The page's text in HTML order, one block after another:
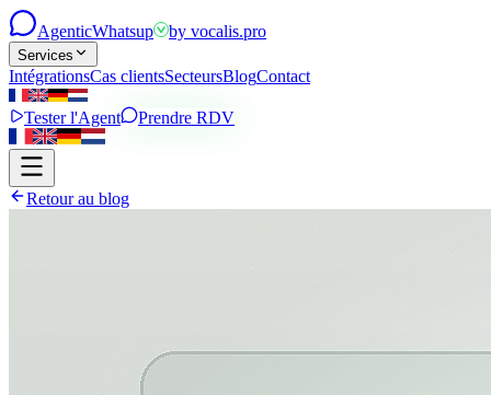
AgenticWhatsup by vocalis.pro
Services
IntégrationsCas clientsSecteursBlogContact
Tester l'Agent Prendre RDV
Retour au blog